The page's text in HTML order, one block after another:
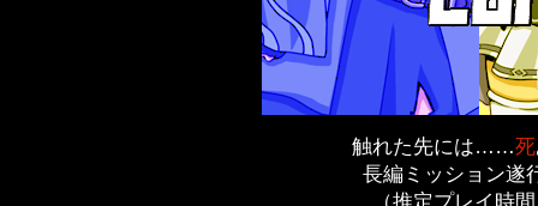
触れた先には……死
長編ミッション遂